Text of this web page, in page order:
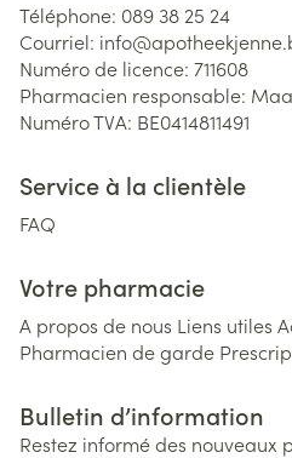
Téléphone: 089 38 25 24
Courriel: info@
Numéro de licence: 711608
Pharmacien responsable:
Numéro TVA: BE0414811491
Service à la clientèle
FAQ
Votre pharmacie
A propos de nous Liens utiles
Pharmacien de garde
Bulletin d’information
Restez informé des nouveaux